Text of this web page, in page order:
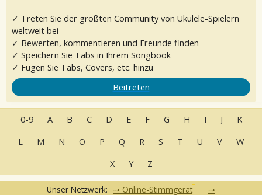
✓ Treten Sie der größten Community von Ukulele-Spielern
weltweit bei
✓ Bewerten, kommentieren und Freunde finden
✓ Speichern Sie Tabs in Ihrem Songbook
✓ Fügen Sie Tabs, Covers, etc. hinzu
Beitreten
0-9 A B C D E F G H I J
K
L
M N O P Q R S T U V
W
X
Y Z
Unser Netzwerk: Online-Stimmgerät